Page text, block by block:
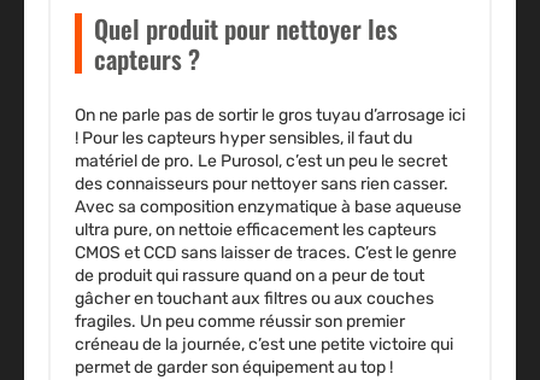
Quel produit pour nettoyer les
capteurs ?
On ne parle pas de sortir le gros tuyau d’arrosage ici
! Pour les capteurs hyper sensibles, il faut du
matériel de pro. Le Purosol, c’est un peu le secret
des connaisseurs pour nettoyer sans rien casser.
Avec sa composition enzymatique à base aqueuse
ultra pure, on nettoie efficacement les capteurs
CMOS et CCD sans laisser de traces. C’est le genre
de produit qui rassure quand on a peur de tout
gâcher en touchant aux filtres ou aux couches
fragiles. Un peu comme réussir son premier
créneau de la journée, c’est une petite victoire qui
permet de garder son équipement au top !